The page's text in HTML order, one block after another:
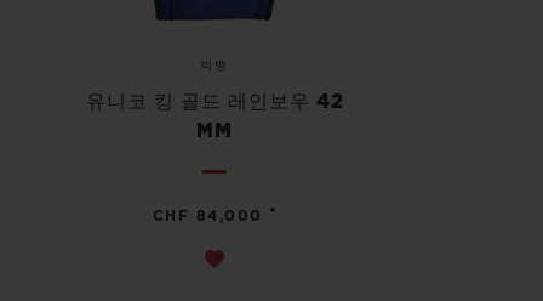
빅뱅
유니코 킹 골드 레인보우 42
MM
CHF 84,000 •